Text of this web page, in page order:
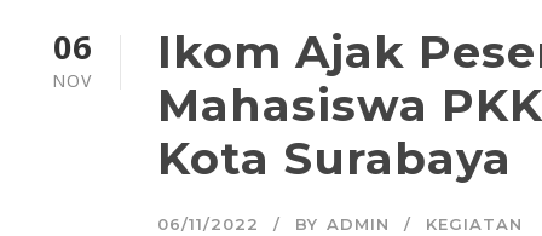
06
NOV
Ikom Ajak
Mahasiswa
Kota Surabaya
06/11/2022 BY ADMIN KEGIATAN